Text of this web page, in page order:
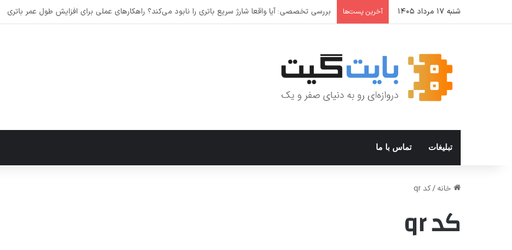
شنبه ۱۷ مرداد ۱۴۰۵ آخرین پست‌ها نحوه افزودن و استفاده از Private DNS در ویندوز ۱۱
تبلیغات تماس با ما
خانه /کد qr
کد qr